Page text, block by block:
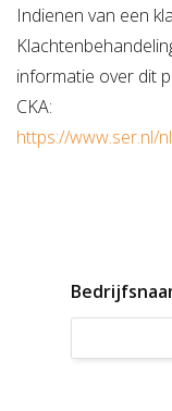
Indienen van een
informatie over dit
CKA:
https://www.ser.nl/